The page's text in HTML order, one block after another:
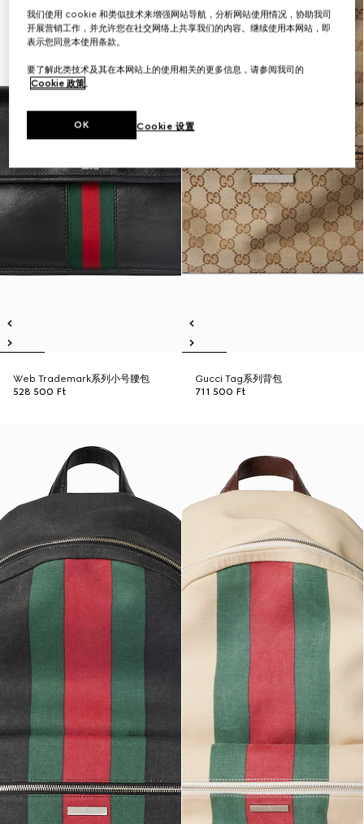
Web Trademark系列小号腰包
528 500 Ft
Gucci Tag系列背包
711 500 Ft
我们使用 cookie 和类似技术来增强网站导航，分析网站使用情况，协助我司
开展营销工作，并允许您在社交网络上共享我们的内容。继续使用本网站，即
表示您同意本使用条款。
要了解此类技术及其在本网站上的使用相关的更多信息，请参阅我司的
Cookie 政策。
Cookie 设置
OK